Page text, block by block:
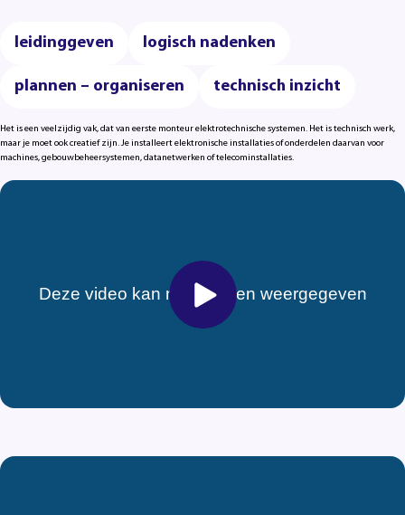
leidinggeven logisch nadenken
plannen – organiseren technisch inzicht
Het is een veelzijdig vak, dat van eerste monteur elektrotechnische systemen. Het is technisch werk,
maar je moet ook creatief zijn. Je installeert elektronische installaties of onderdelen daarvan voor
machines, gebouwbeheersystemen, datanetwerken of telecominstallaties.